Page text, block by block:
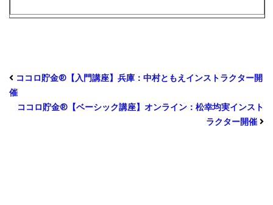
ココロ貯金®︎【入門講座】兵庫：中村ともえインストラクター開
催
ココロ貯金®︎【ベーシック講座】オンライン：松幸均実インスト
ラクター開催